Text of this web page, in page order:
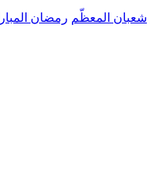
شعبان المعظّم رمضان